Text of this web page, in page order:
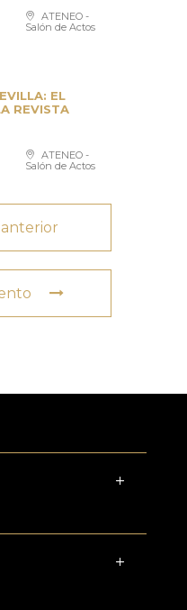
ATENEO -
Salón de Actos
EL
REVISTA
ATENEO -
Salón de Actos